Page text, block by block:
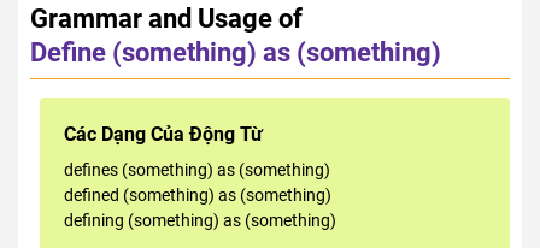
Grammar and Usage of
Define (something) as (something)
Các Dạng Của Động Từ
defines (something) as (something)
defined (something) as (something)
defining (something) as (something)